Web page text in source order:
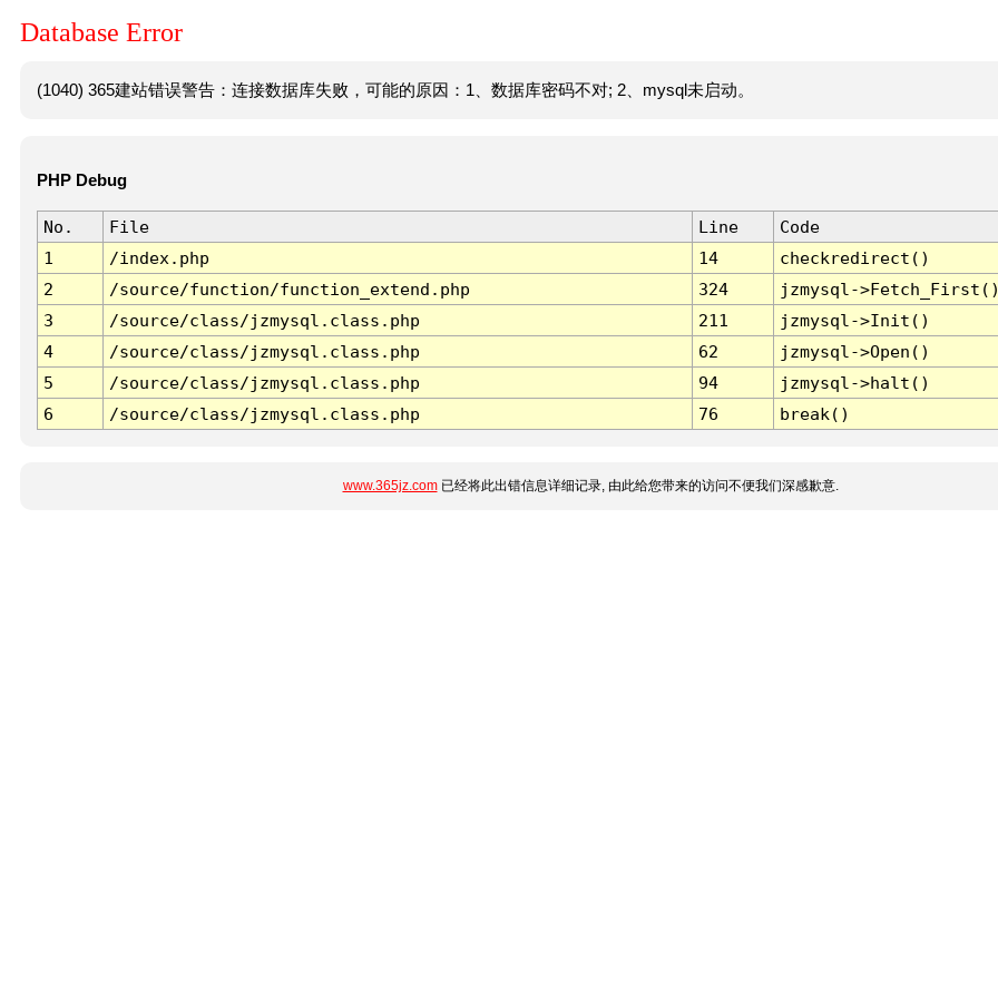
Database Error
(1040) 365建站错误警告：连接数据库失败，可能的原因：1、数据库密码不对; 2、mysql未启动。
PHP Debug
No. File Line
Code
1
/index.php 14
checkredirect()
2
/source/function/function_extend.php 324
jzmysql-
3
/source/class/jzmysql.class.php 211
jzmysql->Init()
4
/source/class/jzmysql.class.php 62
jzmysql->Open()
5
/source/class/jzmysql.class.php 94
jzmysql->halt()
6
/source/class/jzmysql.class.php 76 break()
www.365jz.com已经将此出错信息详细记录, 由此给您带来的访问不便我们深感歉意.